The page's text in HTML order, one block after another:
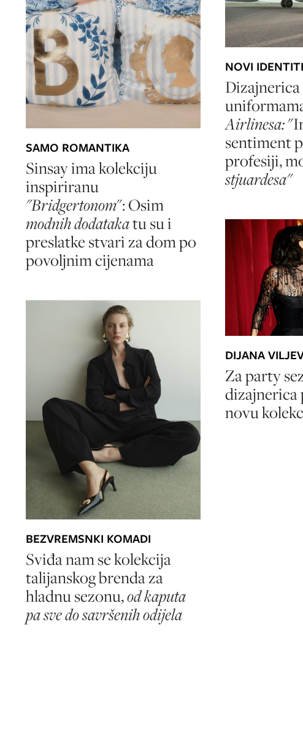
SAMO ROMANTIKA
Sinsay ima kolekciju
inspiriranu
"Bridgertonom": Osim
modnih dodatakatu su i
preslatke stvari za dom po
povoljnim cijenama
BEZVREMSNKI KOMADI
Sviđa nam se kolekcija
talijanskog brenda za
hladnu sezonu,od kaputa
pa sve do savršenih odijela
NOVI
Airlinesa:
sentiment
profesiji,
stjuardesa"
DIJANA
Za party
dizajnerica
novu